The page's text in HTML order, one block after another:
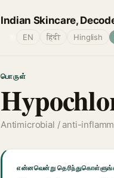
Indian Skincare,
EN हिंदी Hinglish
பொருள்
Antimicrobial / anti-
என்னவென்று